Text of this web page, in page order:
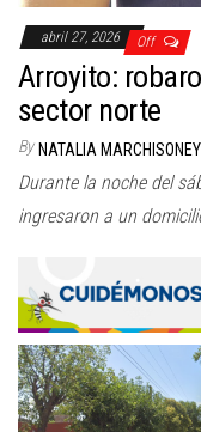
abril 27, 2026 Off
Arroyito:
sector norte
By NATALIA MARCHISONEY
Durante la noche del
ingresaron a un